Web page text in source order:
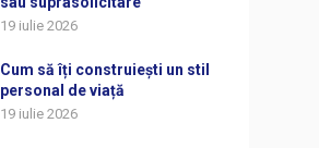
19 iulie 2026
Cum să îți construiești un stil
personal de viață
19 iulie 2026